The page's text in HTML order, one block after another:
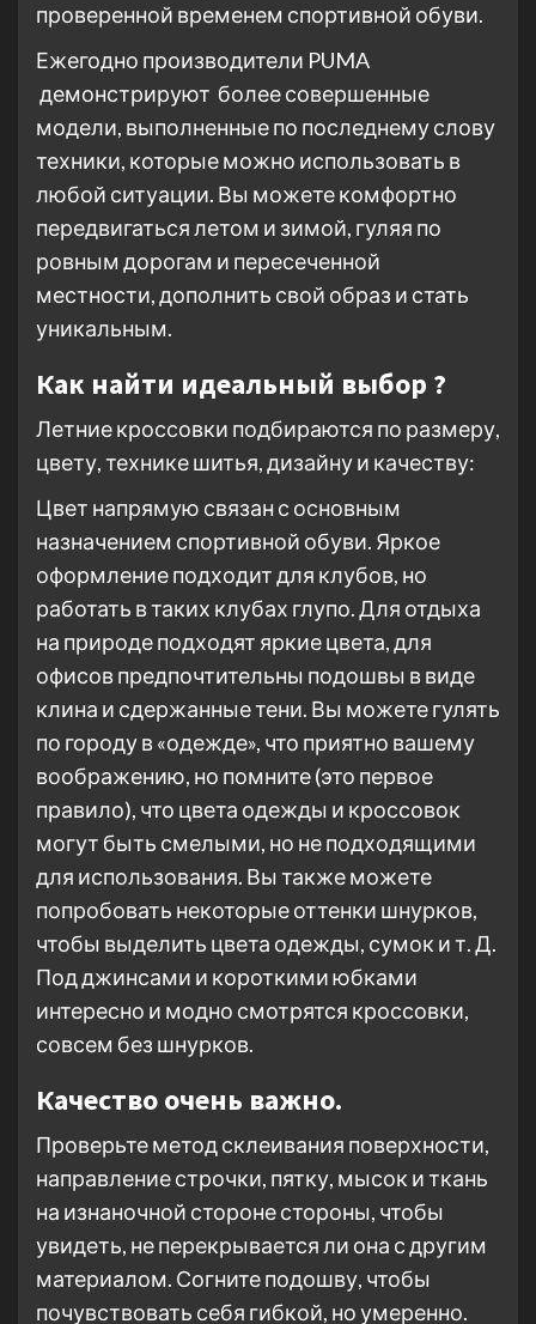
проверенной временем спортивной обуви.
Ежегодно производители PUMA
демонстрируют более совершенные
модели, выполненные по последнему слову
техники, которые можно использовать в
любой ситуации. Вы можете комфортно
передвигаться летом и зимой, гуляя по
ровным дорогам и пересеченной
местности, дополнить свой образ и стать
уникальным.
Как найти идеальный выбор ?
Летние кроссовки подбираются по размеру,
цвету, технике шитья, дизайну и качеству:
Цвет напрямую связан с основным
назначением спортивной обуви. Яркое
оформление подходит для клубов, но
работать в таких клубах глупо. Для отдыха
на природе подходят яркие цвета, для
офисов предпочтительны подошвы в виде
клина и сдержанные тени. Вы можете гулять
по городу в «одежде», что приятно вашему
воображению, но помните (это первое
правило), что цвета одежды и кроссовок
могут быть смелыми, но не подходящими
для использования. Вы также можете
попробовать некоторые оттенки шнурков,
чтобы выделить цвета одежды, сумок и т. Д.
Под джинсами и короткими юбками
интересно и модно смотрятся кроссовки,
совсем без шнурков.
Качество очень важно.
Проверьте метод склеивания поверхности,
направление строчки, пятку, мысок и ткань
на изнаночной стороне стороны, чтобы
увидеть, не перекрывается ли она с другим
материалом. Согните подошву, чтобы
почувствовать себя гибкой, но умеренно.